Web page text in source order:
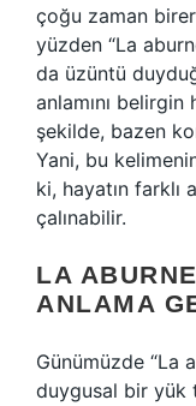
çoğu zaman
yüzden “La
da üzüntü
anlamını
şekilde, bazen
Yani, bu
ki, hayatın farklı
çalınabilir.
LA
ANLAMA
Günümüzde “La
duygusal bir yük